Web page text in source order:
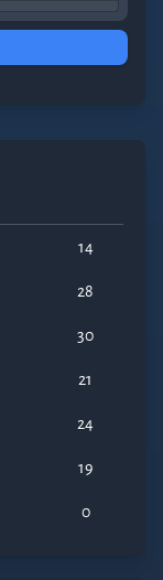
14
28
30
21
24
19
0